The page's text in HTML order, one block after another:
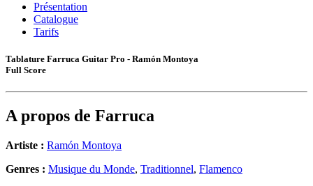
Présentation
Catalogue
Tarifs
Tablature Farruca Guitar Pro - Ramón Montoya
Full Score
A propos de Farruca
Artiste : Ramón Montoya
Genres : Musique du Monde, Traditionnel, Flamenco